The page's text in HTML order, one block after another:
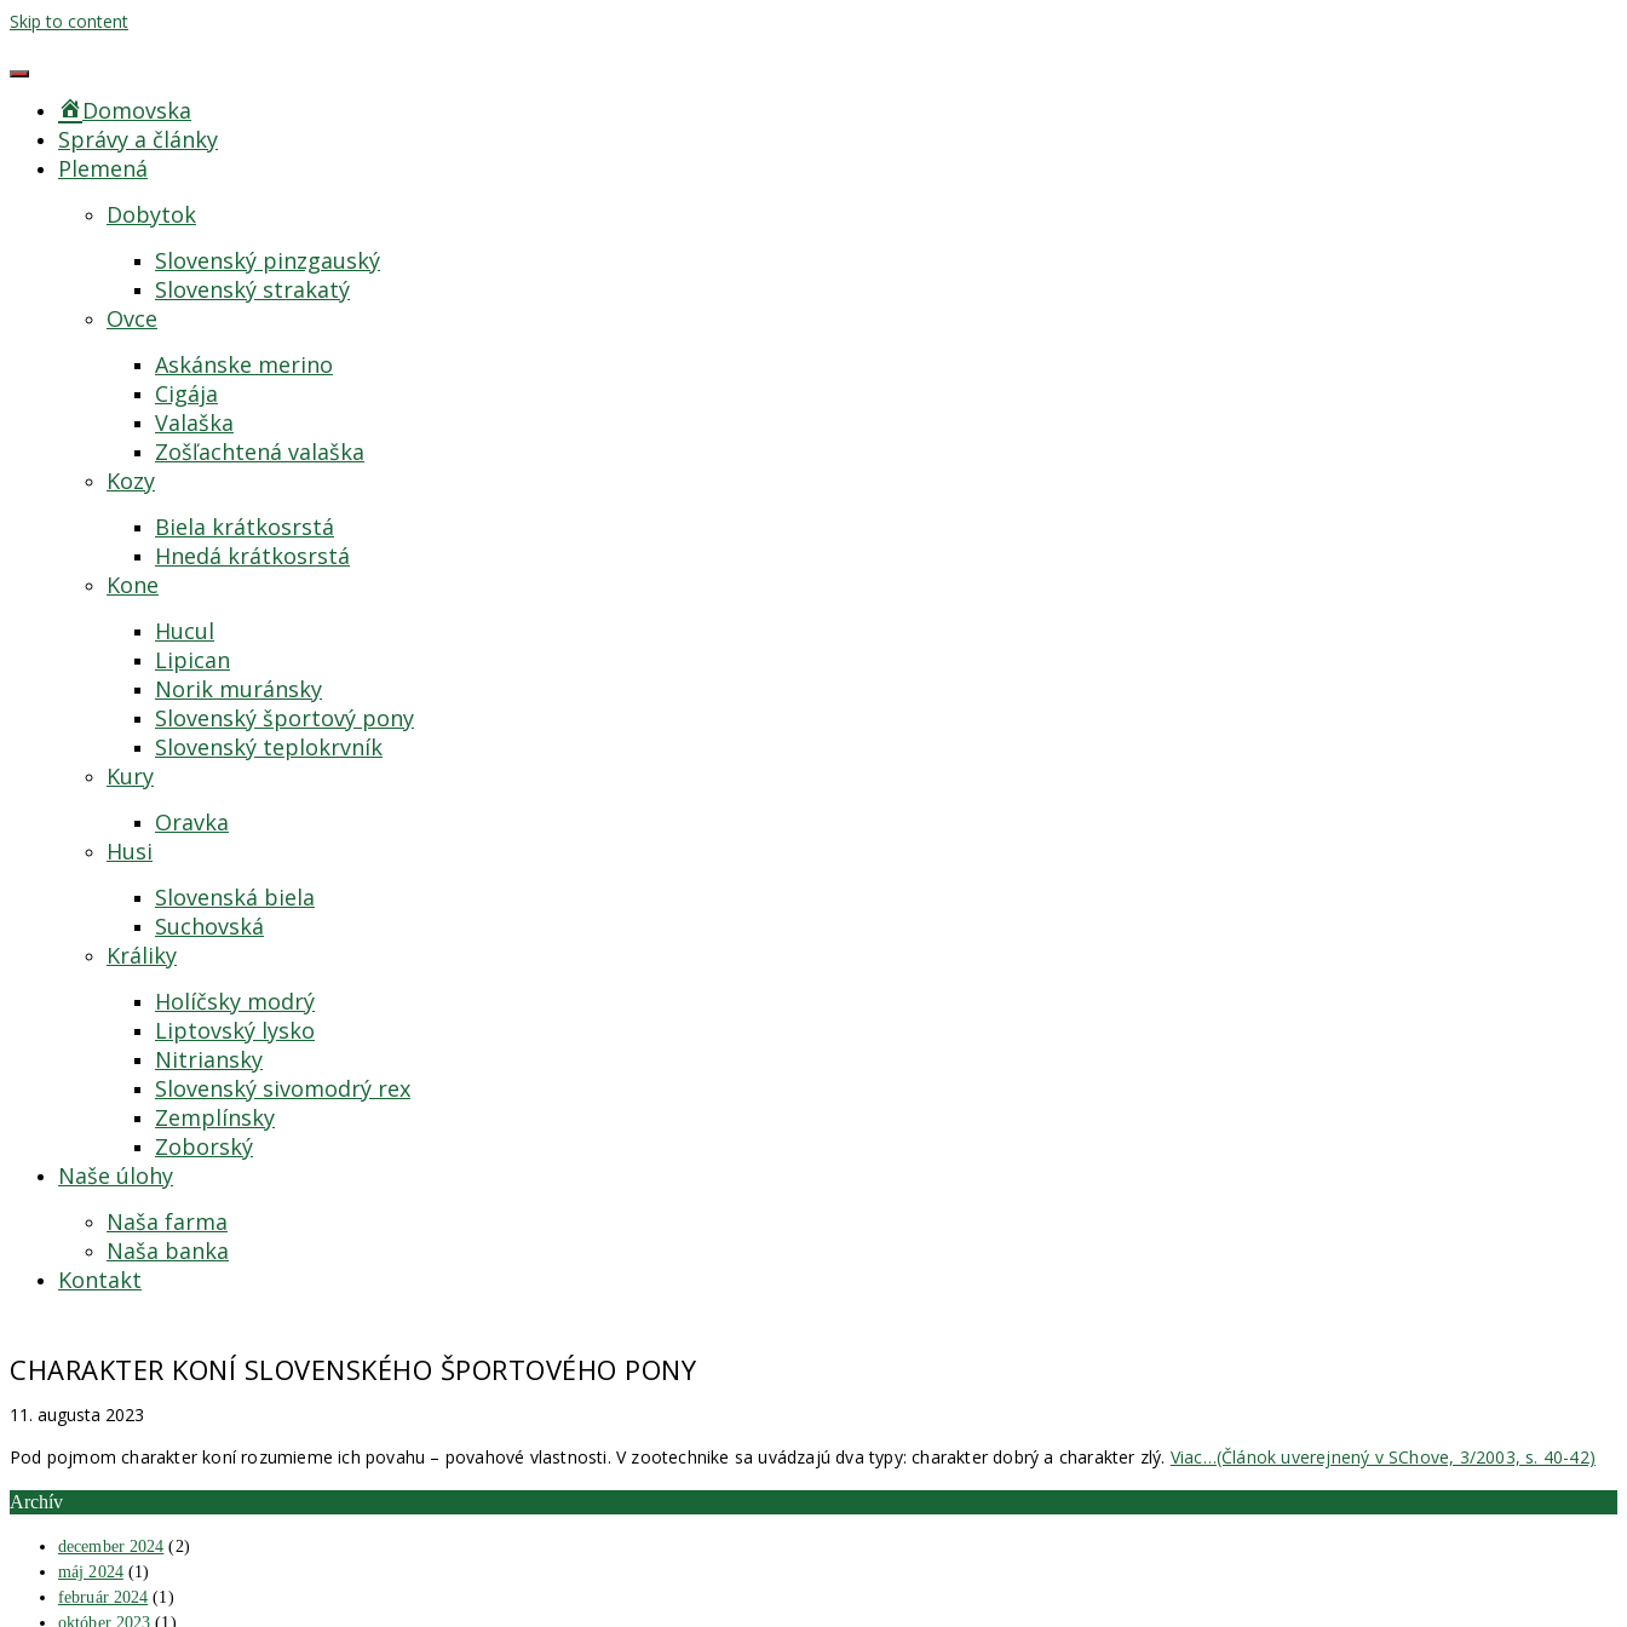
Skip to content
Domovska
Správy a články
Plemená
Dobytok
Slovenský pinzgauský
Slovenský strakatý
Ovce
Askánske merino
Cigája
Valaška
Zošľachtená valaška
Kozy
Biela krátkosrstá
Hnedá krátkosrstá
Kone
Hucul
Lipican
Norik muránsky
Slovenský športový pony
Slovenský teplokrvník
Kury
Oravka
Husi
Slovenská biela
Suchovská
Králiky
Holíčsky modrý
Liptovský lysko
Nitriansky
Slovenský sivomodrý rex
Zemplínsky
Zoborský
Naše úlohy
Naša farma
Naša banka
Kontakt
CHARAKTER KONÍ SLOVENSKÉHO ŠPORTOVÉHO PONY
11. augusta 2023
Pod pojmom charakter koní rozumieme ich povahu – povahové vlastnosti. V zootechnike sa uvádzajú dva typy: charakter dobrý a charakter zlý. Viac…(Článok uverejnený v SChove, 3/2003, s. 40-42)
Archív
december 2024 (2)
máj 2024(1)
február 2024 (1)
október 2023 (1)